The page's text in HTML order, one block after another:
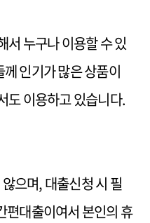
서 누구나 이용할 수 있
인기가 많은 상품이
도 이용하고 있습니다.
으며, 대출신청 시 필
편대출이여서 본인의 휴